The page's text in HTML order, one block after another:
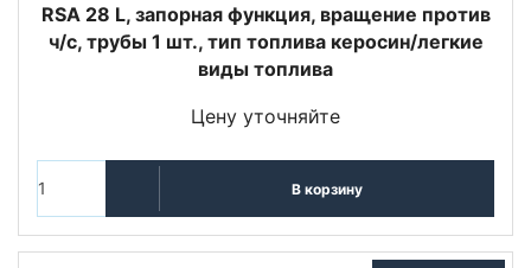
RSA 28 L, запорная функция, вращение против
ч/с, трубы 1 шт., тип топлива керосин/легкие
виды топлива
Цену уточняйте
В корзину